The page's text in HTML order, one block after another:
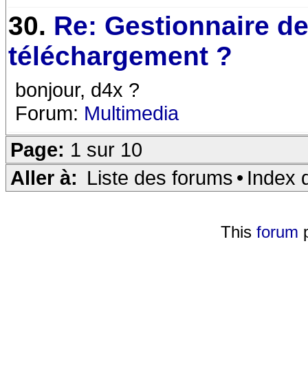
30. Re: Gestionnaire de
téléchargement ?
bonjour, d4x ?
Forum: Multimedia
Page: 1 sur 10
Aller à: Liste des forums • Index
This forum